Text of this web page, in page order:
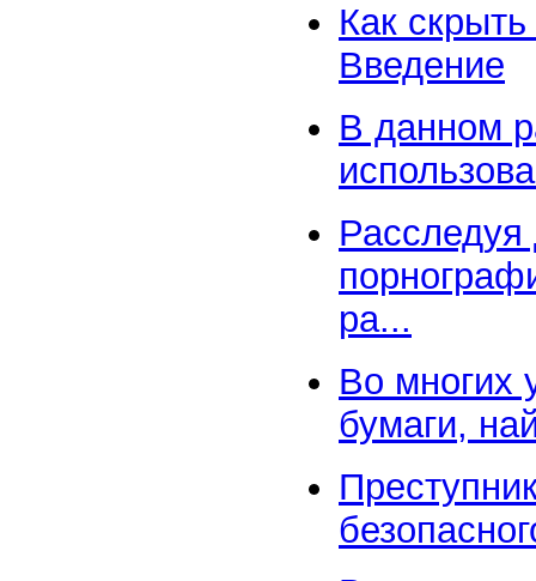
Как
Введение
В данном
ра...
Во многих
бумаги,